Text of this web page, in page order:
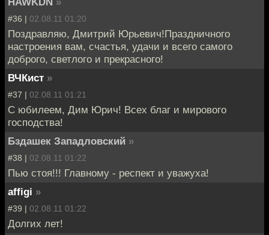
#36 | 02.08.11 01:20
Поздравляю, Дмитрий Юрьевич!Праздничного
настроения вам, счастья, удачи и всего самого
доброго, светлого и прекрасного!
ВЧКист »
#37 | 02.08.11 01:21
С юбилеем, Дим Юрич! Всех благ и мирового
господства!
Бздашек Западловский »
#38 | 02.08.11 01:22
Пью стоя!!! Главному - респект и уважуха!
affigi »
#39 | 02.08.11 01:22
Долгих лет!